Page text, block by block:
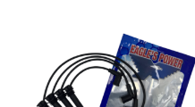
(92-02) 4CIL 7 MM (1654)